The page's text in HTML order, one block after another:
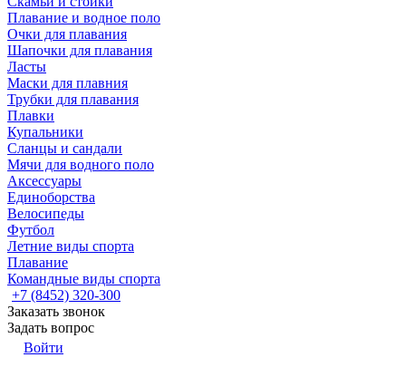
Плавание и водное поло
Очки для плавания
Шапочки для плавания
Ласты
Маски для плавния
Трубки для плавания
Плавки
Купальники
Сланцы и сандали
Мячи для водного поло
Аксессуары
Единоборства
Велосипеды
Футбол
Летние виды спорта
Плавание
Командные виды спорта
+7 (8452) 320-300
Заказать звонок
Задать вопрос
Войти